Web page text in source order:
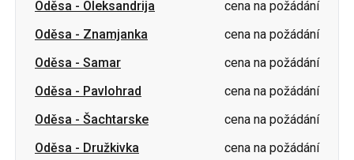
Oděsa-Pavlohrad
cena na požádání
Oděsa-Šachtarske
cena na požádání
Oděsa-Družkivka cena na požádání
Trasy do města Oděsa